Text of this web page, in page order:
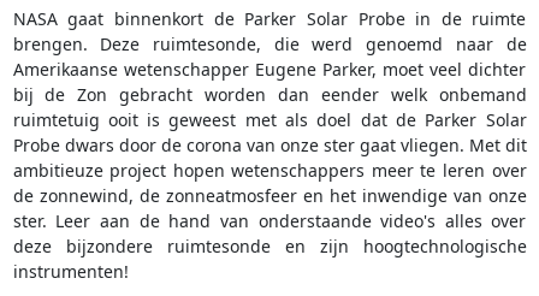
NASA gaat binnenkort de Parker Solar Probe in de ruimte
brengen. Deze ruimtesonde, die werd genoemd naar de
Amerikaanse wetenschapper Eugene Parker, moet veel dichter
bij de Zon gebracht worden dan eender welk onbemand
ruimtetuig ooit is geweest met als doel dat de Parker Solar
Probe dwars door de corona van onze ster gaat vliegen. Met dit
ambitieuze project hopen wetenschappers meer te leren over
de zonnewind, de zonneatmosfeer en het inwendige van onze
ster. Leer aan de hand van onderstaande video's alles over
deze bijzondere ruimtesonde en zijn hoogtechnologische
instrumenten!